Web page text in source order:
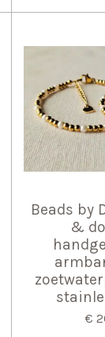
Beads by
&
€